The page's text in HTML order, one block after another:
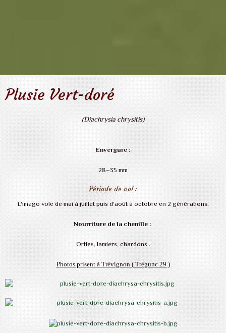
Plusie Vert-doré
(Diachrysia chrysitis)
Envergure:
28–35 mm
Période de vol :
L'imago vole de mai à juillet puis d'août à octobre en 2 générations.
Nourriture de la chenille :
Orties, lamiers, chardons .
Photos prisent à Trévignon ( Trégunc 29 )